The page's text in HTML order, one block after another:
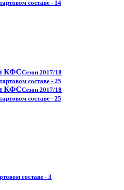
составе - 14
КФССезон 2017/18
составе - 25
КФССезон 2017/18
составе - 25
составе - 3